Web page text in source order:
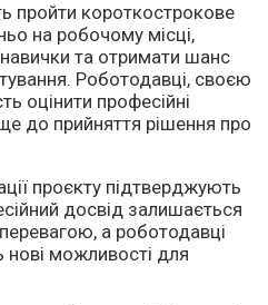
пройти короткострокове
на робочому місці,
та отримати шанс
Роботодавці, своєю
оцінити професійні
до прийняття рішення про
проєкту підтверджують
досвід залишається
а роботодавці
нові можливості для